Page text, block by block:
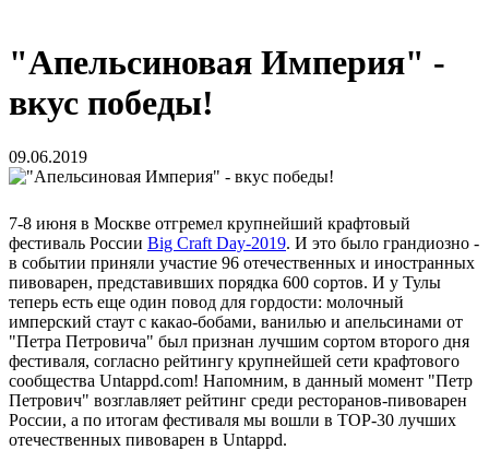
"Апельсиновая Империя" -
вкус победы!
09.06.2019
7-8 июня в Москве отгремел крупнейший крафтовый
фестиваль России Big Craft Day-2019. И это было грандиозно -
в событии приняли участие 96 отечественных и иностранных
пивоварен, представивших порядка 600 сортов. И у Тулы
теперь есть еще один повод для гордости: молочный
имперский стаут с какао-бобами, ванилью и апельсинами от
"Петра Петровича" был признан лучшим сортом второго дня
фестиваля, согласно рейтингу крупнейшей сети крафтового
сообщества Untappd.com! Напомним, в данный момент "Петр
Петрович" возглавляет рейтинг среди ресторанов-пивоварен
России, а по итогам фестиваля мы вошли в ТОР-30 лучших
отечественных пивоварен в Untappd.